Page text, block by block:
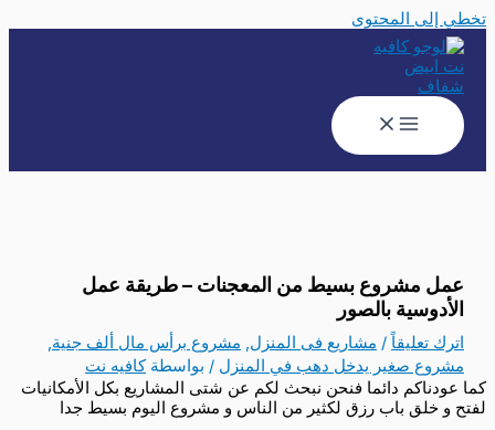
تخطي إلى المحتوى
عمل مشروع بسيط من المعجنات – طريقة عمل
الأدوسية بالصور
اترك تعليقاً / مشاريع فى المنزل, مشروع برأس مال ألف جنية,
مشروع صغير يدخل دهب في المنزل / بواسطة كافيه نت
كما عودناكم دائما فنحن نبحث لكم عن شتى المشاريع بكل الأمكانيات
لفتح و خلق باب رزق لكثير من الناس و مشروع اليوم بسيط جدا